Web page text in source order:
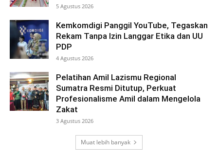
5 Agustus 2026
Kemkomdigi Panggil YouTube, Tegaskan
Rekam Tanpa Izin Langgar Etika dan UU
PDP
4 Agustus 2026
Pelatihan Amil Lazismu Regional
Sumatra Resmi Ditutup, Perkuat
Profesionalisme Amil dalam Mengelola
Zakat
3 Agustus 2026
Muat lebih banyak